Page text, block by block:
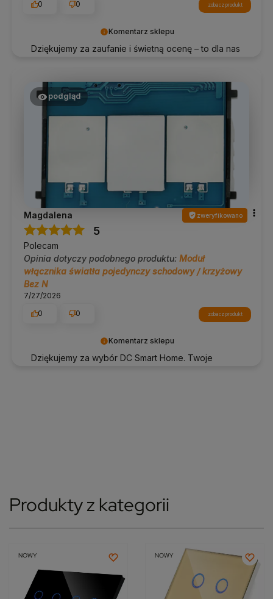
Komentarz sklepu
Dziękujemy za zaufanie i świetną ocenę – to dla nas
0
0 zobacz produkt
Komentarz sklepu
Dziękujemy za wybór DC Smart Home. Twoje
podgląd
Magdalena zweryfikowano
5
Polecam
Opinia dotyczy podobnego produktu: Moduł
włącznika światła pojedynczy schodowy / krzyżowy
Bez N
7/27/2026
0
0 zobacz produkt
Produkty z kategorii
NOWY NOWY